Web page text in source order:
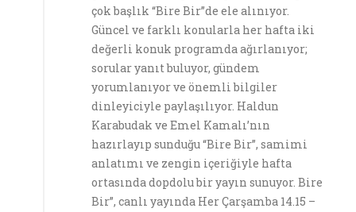
çok başlık “Bire Bir”de ele alınıyor.
Güncel ve farklı konularla her hafta iki
değerli konuk programda ağırlanıyor;
sorular yanıt buluyor, gündem
yorumlanıyor ve önemli bilgiler
dinleyiciyle paylaşılıyor. Haldun
Karabudak ve Emel Kamalı’nın
hazırlayıp sunduğu “Bire Bir”, samimi
anlatımı ve zengin içeriğiyle hafta
ortasında dopdolu bir yayın sunuyor. Bire
Bir”, canlı yayında Her Çarşamba 14.15 –